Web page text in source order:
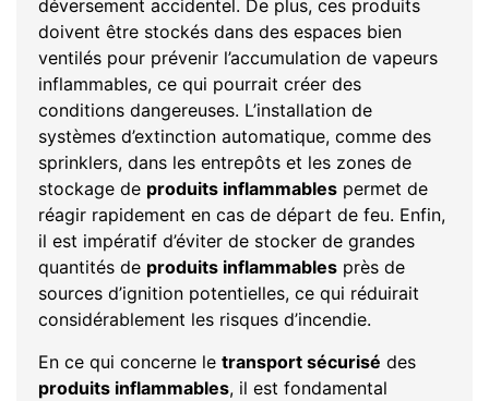
déversement accidentel. De plus, ces produits
doivent être stockés dans des espaces bien
ventilés pour prévenir l’accumulation de vapeurs
inflammables, ce qui pourrait créer des
conditions dangereuses. L’installation de
systèmes d’extinction automatique, comme des
sprinklers, dans les entrepôts et les zones de
stockage de produits inflammables permet de
réagir rapidement en cas de départ de feu. Enfin,
il est impératif d’éviter de stocker de grandes
quantités de produits inflammables près de
sources d’ignition potentielles, ce qui réduirait
considérablement les risques d’incendie.
En ce qui concerne le transport sécurisé des
produits inflammables, il est fondamental